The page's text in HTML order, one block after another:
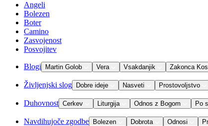
Angeli
Bolezen
Boter
Camino
Zasvojenost
Posvojitev
Blogi Martin Golob Vera Vsakdanjik Zakonca
Življenjski slog Dobre ideje Nasveti Prostovoljstvo
Duhovnost Cerkev Liturgija Odnos z Bogom Po
Navdihujoče zgodbe Bolezen Dobrota Odnosi